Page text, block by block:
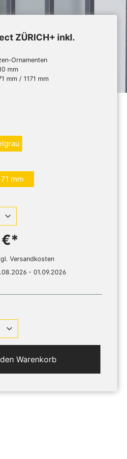
ZÜRICH+ inkl.
Ornamenten
mm
mm / 1171 mm
mm
Versandkosten
- 01.09.2026
Warenkorb